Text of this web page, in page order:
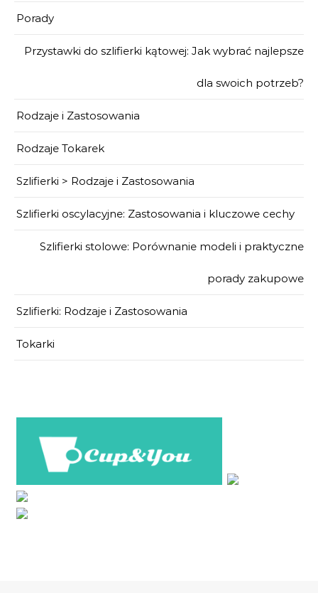
Porady
Przystawki do szlifierki kątowej: Jak wybrać najlepsze
dla swoich potrzeb?
Rodzaje i Zastosowania
Rodzaje Tokarek
Szlifierki > Rodzaje i Zastosowania
Szlifierki oscylacyjne: Zastosowania i kluczowe cechy
Szlifierki stolowe: Porównanie modeli i praktyczne
porady zakupowe
Szlifierki: Rodzaje i Zastosowania
Tokarki